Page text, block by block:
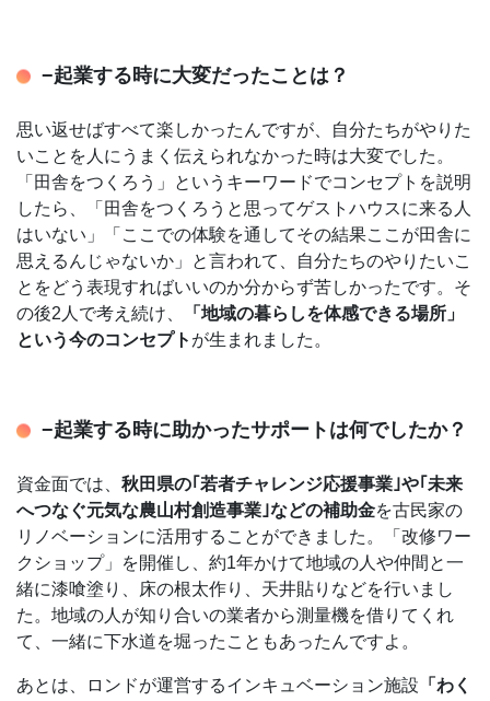
−起業する時に大変だったことは？
思い返せばすべて楽しかったんですが、自分たちがやりた
いことを人にうまく伝えられなかった時は大変でした。
「田舎をつくろう」というキーワードでコンセプトを説明
したら、「田舎をつくろうと思ってゲストハウスに来る人
はいない」「ここでの体験を通してその結果ここが田舎に
思えるんじゃないか」と言われて、自分たちのやりたいこ
とをどう表現すればいいのか分からず苦しかったです。そ
の後2人で考え続け、
「地域の暮らしを体感できる場所」
という今のコンセプト が生まれました。
−起業する時に助かったサポートは何でしたか？
資金面では、 秋田県の｢若者チャレンジ応援事業｣や｢未来
へつなぐ元気な農山村創造事業｣などの補助金を古民家の
リノベーションに活用することができました。「改修ワー
クショップ」を開催し、約1年かけて地域の人や仲間と一
緒に漆喰塗り、床の根太作り、天井貼りなどを行いまし
た。地域の人が知り合いの業者から測量機を借りてくれ
て、一緒に下水道を堀ったこともあったんですよ。
あとは、ロンドが運営するインキュベーション施設 「わく